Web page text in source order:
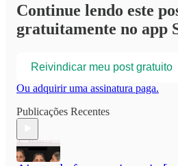
Continue lendo este
gratuitamente no app
Reivindicar meu post gratuito
Ou adquirir uma assinatura paga.
Publicações Recentes